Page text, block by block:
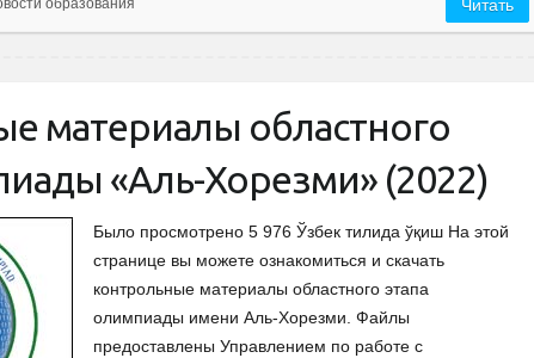
образования Читать
материалы областного
«Аль-Хорезми» (2022)
Было просмотрено 5 976 Ўзбек тилида ўқиш На этой
странице вы можете ознакомиться и скачать
контрольные материалы областного этапа
олимпиады имени Аль-Хорезми. Файлы
предоставлены Управлением по работе с